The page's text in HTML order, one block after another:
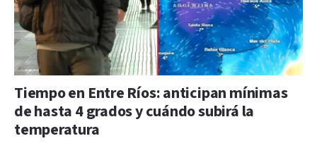
Tiempo en Entre Ríos: anticipan mínimas
de hasta 4 grados y cuándo subirá la
temperatura